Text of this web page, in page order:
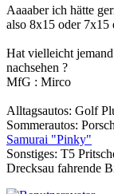
Aaaaber ich hätte
also 8x15 oder 7x15
Hat vielleicht
nachsehen ?
MfG : Mirco
Alltagsautos: Golf
Sommerautos:
Samurai "Pinky"
Sonstiges: T5
Drecksau fahrende